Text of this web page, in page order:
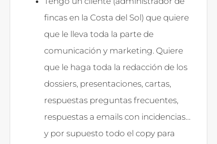
fincas en la Costa del Sol) que quiere
que le lleva toda la parte de
comunicación y marketing. Quiere
que le haga toda la redacción de los
dossiers, presentaciones, cartas,
respuestas preguntas frecuentes,
respuestas a emails con incidencias…
y por supuesto todo el copy para